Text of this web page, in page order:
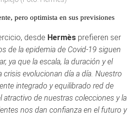
pero optimista en sus previsiones
desde Hermès prefieren ser
de la epidemia de Covid-19 siguen
ya que la escala, la duración y el
crisis evolucionan día a día. Nuestro
integrado y equilibrado red de
de nuestras colecciones y la
nos dan confianza en el futuro y